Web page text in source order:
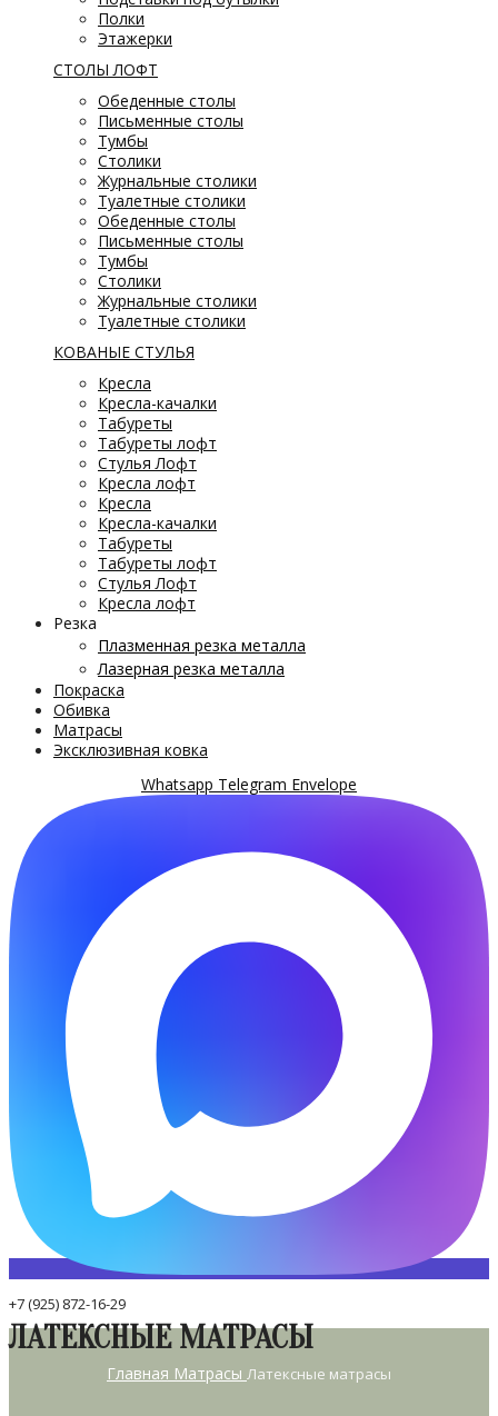
Полки
Этажерки
СТОЛЫ ЛОФТ
Обеденные столы
Письменные столы
Тумбы
Столики
Журнальные столики
Туалетные столики
Обеденные столы
Письменные столы
Тумбы
Столики
Журнальные столики
Туалетные столики
КОВАНЫЕ СТУЛЬЯ
Кресла
Кресла-качалки
Табуреты
Табуреты лофт
Стулья Лофт
Кресла лофт
Кресла
Кресла-качалки
Табуреты
Табуреты лофт
Стулья Лофт
Кресла лофт
Резка
Плазменная резка металла
Лазерная резка металла
Покраска
Обивка
Матрасы
Эксклюзивная ковка
Whatsapp Telegram Envelope
+7 (925) 872-16-29
ЛАТЕКСНЫЕ МАТРАСЫ
Главная Матрасы Латексные матрасы